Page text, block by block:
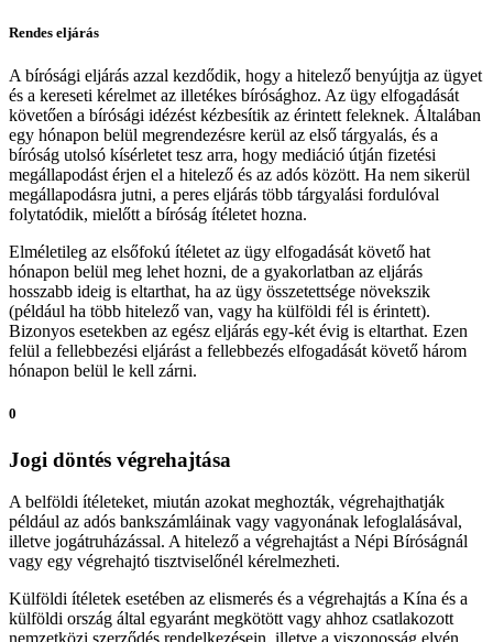
Rendes eljárás
A bírósági eljárás azzal kezdődik, hogy a hitelező benyújtja az ügyet
és a kereseti kérelmet az illetékes bírósághoz. Az ügy elfogadását
követően a bírósági idézést kézbesítik az érintett feleknek. Általában
egy hónapon belül megrendezésre kerül az első tárgyalás, és a
bíróság utolsó kísérletet tesz arra, hogy mediáció útján fizetési
megállapodást érjen el a hitelező és az adós között. Ha nem sikerül
megállapodásra jutni, a peres eljárás több tárgyalási fordulóval
folytatódik, mielőtt a bíróság ítéletet hozna.
Elméletileg az elsőfokú ítéletet az ügy elfogadását követő hat
hónapon belül meg lehet hozni, de a gyakorlatban az eljárás
hosszabb ideig is eltarthat, ha az ügy összetettsége növekszik
(például ha több hitelező van, vagy ha külföldi fél is érintett).
Bizonyos esetekben az egész eljárás egy-két évig is eltarthat. Ezen
felül a fellebbezési eljárást a fellebbezés elfogadását követő három
hónapon belül le kell zárni.
0
Jogi döntés végrehajtása
A belföldi ítéleteket, miután azokat meghozták, végrehajthatják
például az adós bankszámláinak vagy vagyonának lefoglalásával,
illetve jogátruházással. A hitelező a végrehajtást a Népi Bíróságnál
vagy egy végrehajtó tisztviselőnél kérelmezheti.
Külföldi ítéletek esetében az elismerés és a végrehajtás a Kína és a
külföldi ország által egyaránt megkötött vagy ahhoz csatlakozott